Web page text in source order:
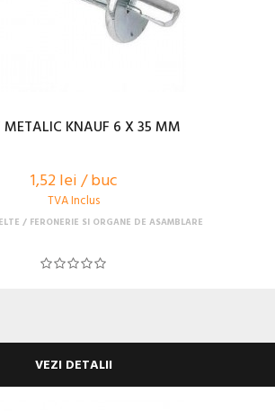
METALIC KNAUF 6 X 35 MM
1,52 lei / buc
TVA Inclus
FERONERIE SI ORGANE DE ASAMBLARE
VEZI DETALII